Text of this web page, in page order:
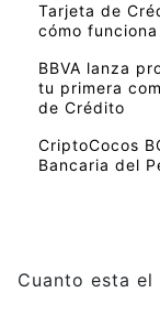
Tarjeta de
cómo
BBVA lanza
tu primera
de Crédito
CriptoCocos
Bancaria del
Cuanto esta el